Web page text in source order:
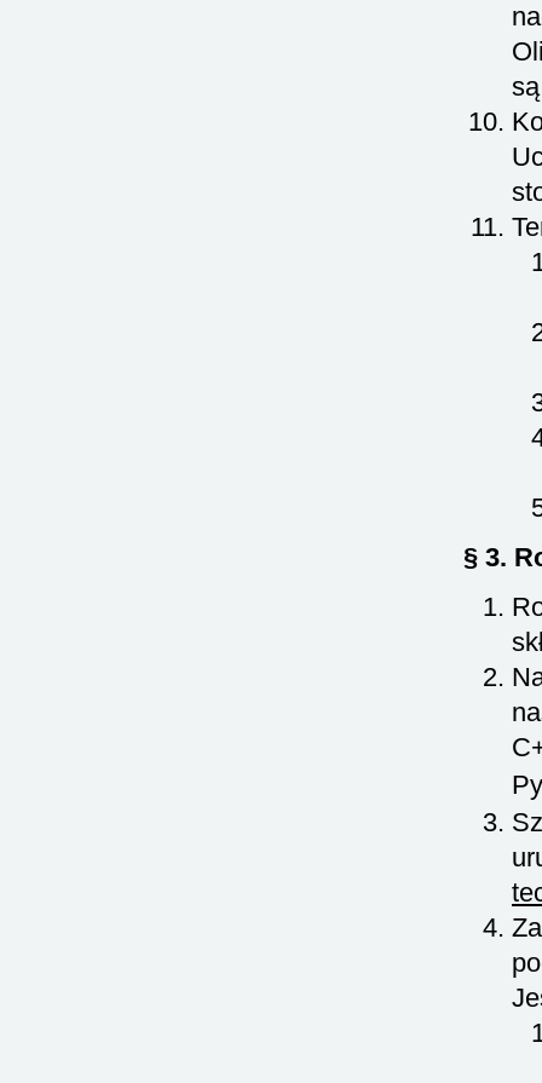
§ 3.